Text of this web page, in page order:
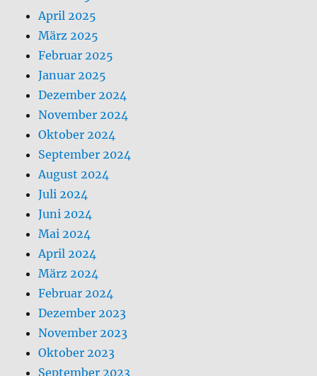
Dezember 2024
November 2024
Oktober 2024
September 2024
August 2024
Juli 2024
Juni 2024
Mai 2024
April 2024
März 2024
Februar 2024
Dezember 2023
November 2023
Oktober 2023
September 2023
August 2023
Juli 2023
Juni 2023
Mai 2023